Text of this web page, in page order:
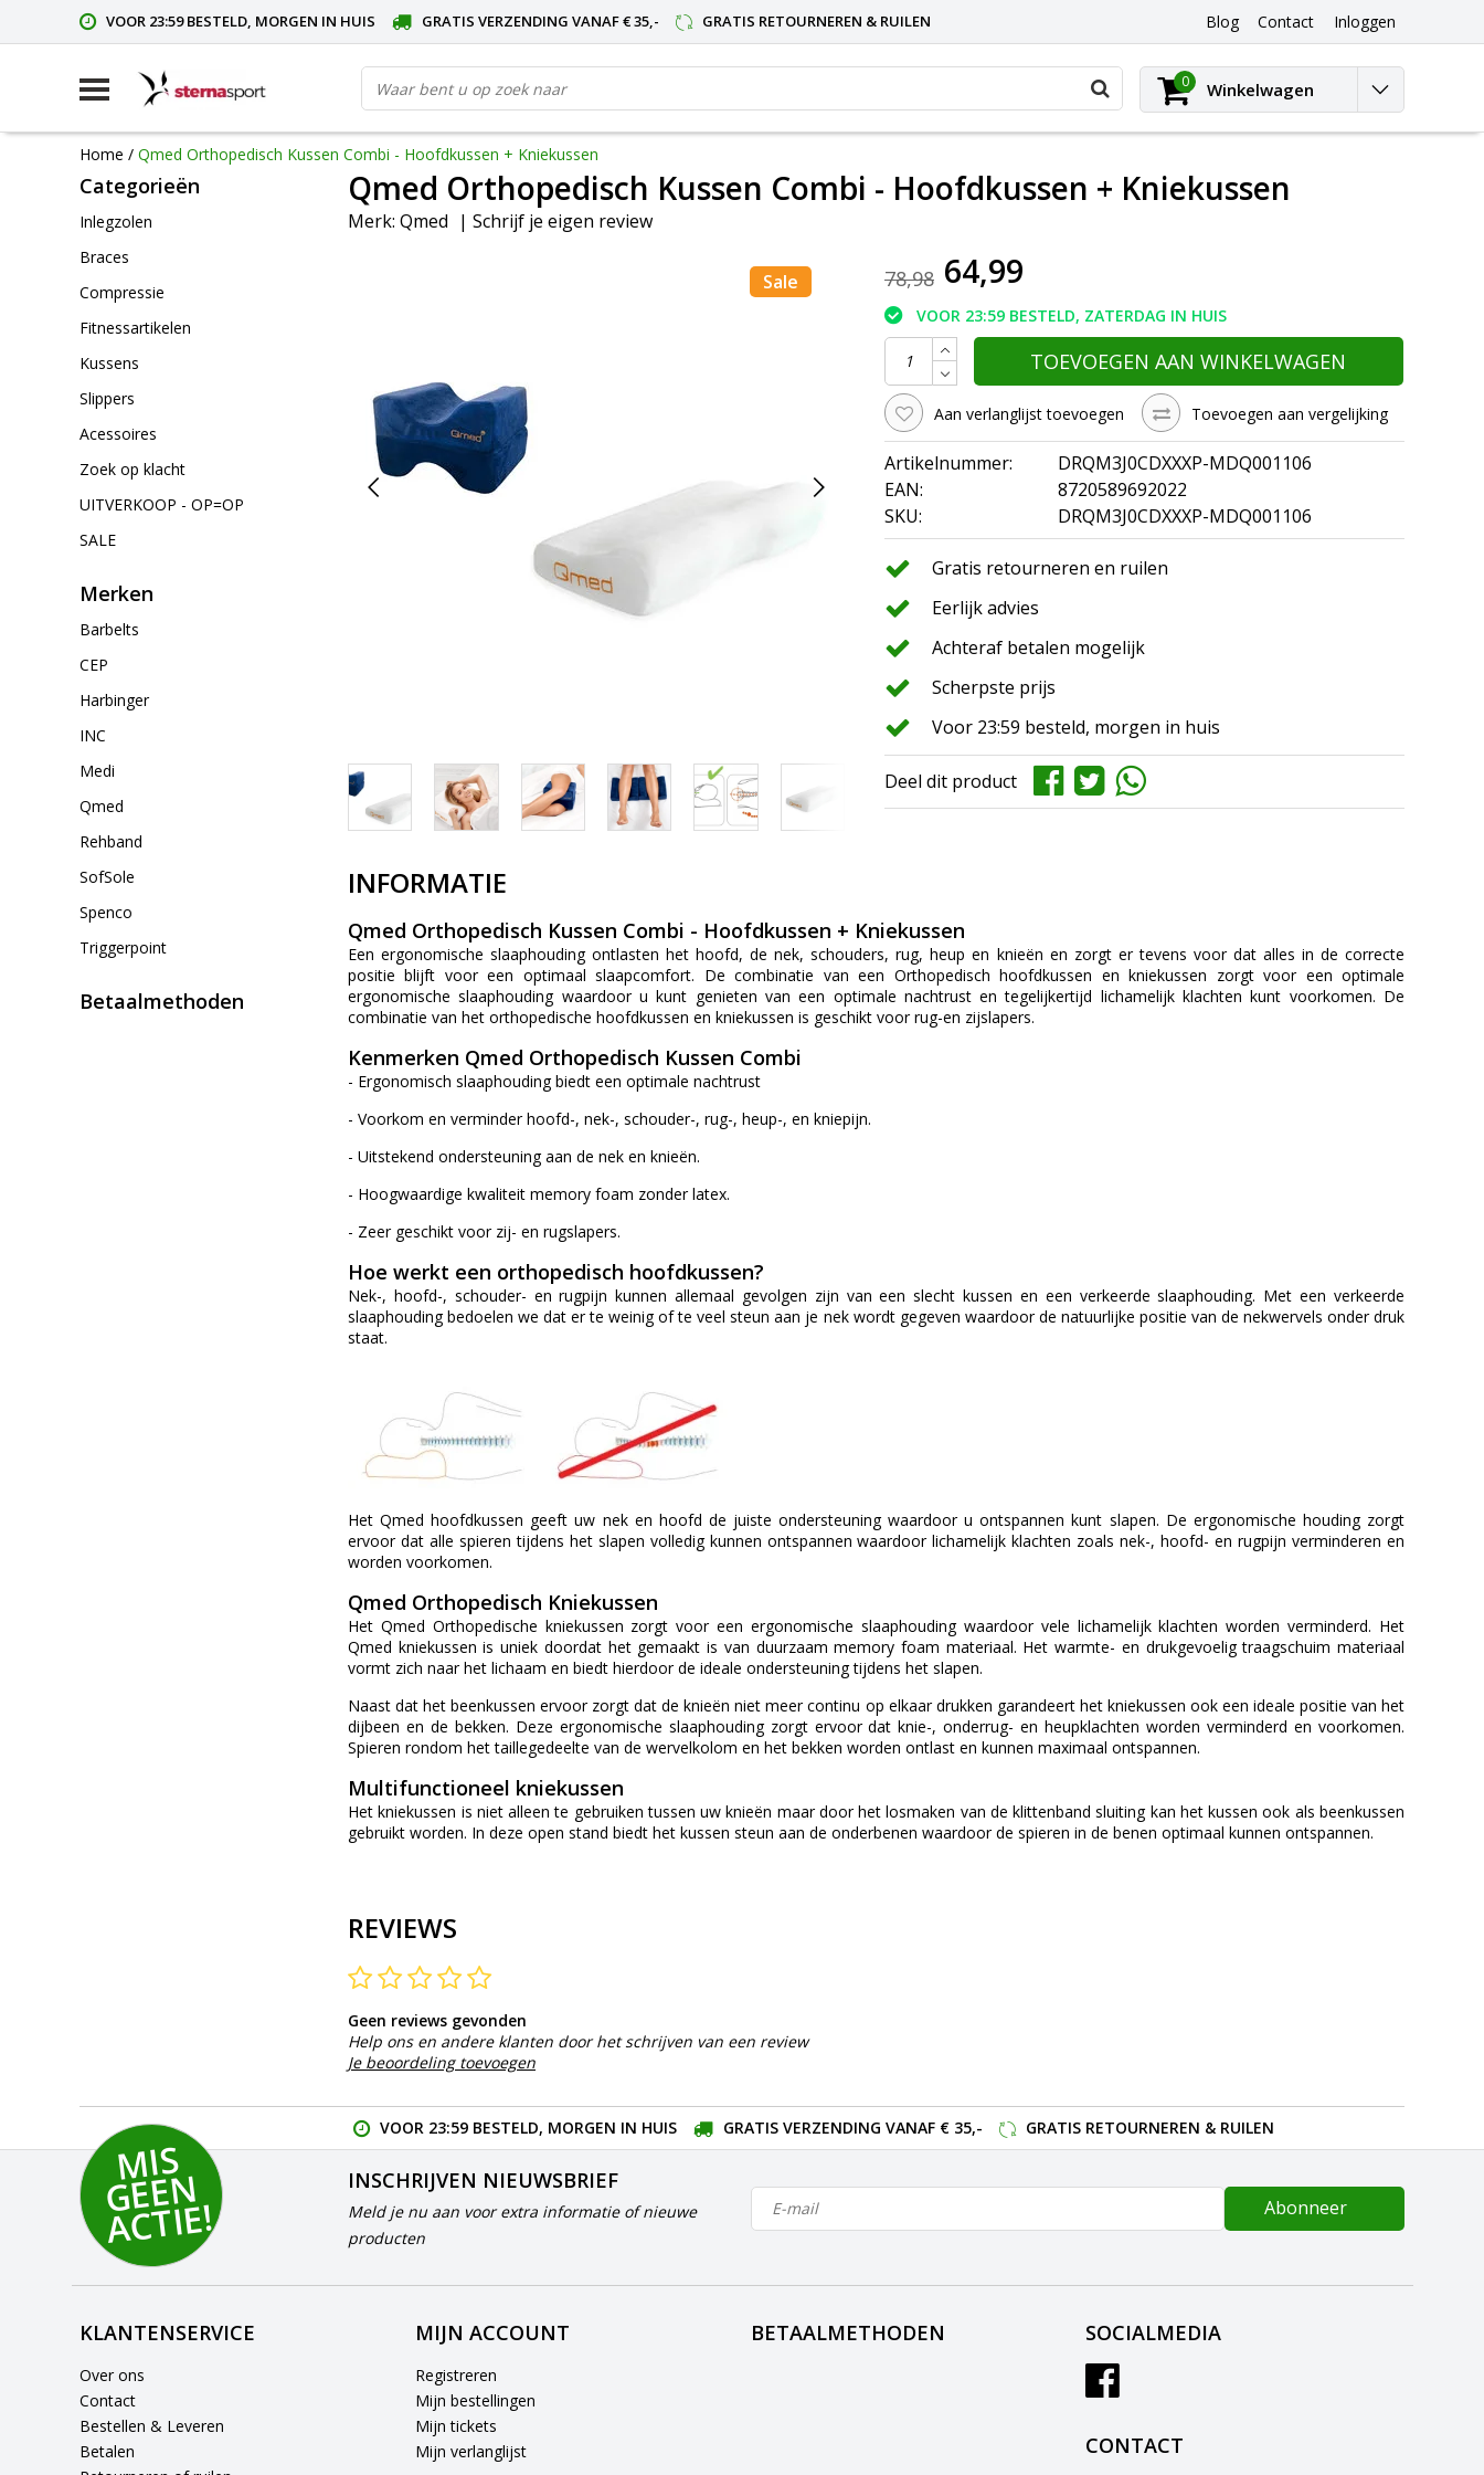
VOOR 23:59 BESTELD, MORGEN IN HUIS GRATIS VERZENDING VANAF € 35,- GRATIS RETOURNEREN & RUILEN Blog Contact Inloggen
0 Winkelwagen
Home / Qmed Orthopedisch Kussen Combi - Hoofdkussen + Kniekussen
Categorieën
Inlegzolen
Braces
Compressie
Fitnessartikelen
Kussens
Slippers
Acessoires
Zoek op klacht
UITVERKOOP - OP=OP
SALE
Merken
Barbelts
CEP
Harbinger
INC
Medi
Qmed
Rehband
SofSole
Spenco
Triggerpoint
Betaalmethoden
Qmed Orthopedisch Kussen Combi - Hoofdkussen + Kniekussen
Merk: Qmed | Schrijf je eigen review
Sale 78,98 64,99
VOOR 23:59 BESTELD, ZATERDAG IN HUIS
TOEVOEGEN AAN WINKELWAGEN
Aan verlanglijst toevoegen Toevoegen aan vergelijking
Artikelnummer:
DRQM3J0CDXXXP-MDQ001106
EAN:
8720589692022
SKU:
DRQM3J0CDXXXP-MDQ001106
Gratis retourneren en ruilen
Eerlijk advies
Achteraf betalen mogelijk
Scherpste prijs
Voor 23:59 besteld, morgen in huis
Deel dit product
INFORMATIE
Qmed Orthopedisch Kussen Combi - Hoofdkussen + Kniekussen
Een ergonomische slaaphouding ontlasten het hoofd, de nek, schouders, rug, heup en knieën en zorgt er tevens voor dat alles in de correcte
positie blijft voor een optimaal slaapcomfort. De combinatie van een Orthopedisch hoofdkussen en kniekussen zorgt voor een optimale
ergonomische slaaphouding waardoor u kunt genieten van een optimale nachtrust en tegelijkertijd lichamelijk klachten kunt voorkomen. De
combinatie van het orthopedische hoofdkussen en kniekussen is geschikt voor rug-en zijslapers.
Kenmerken Qmed Orthopedisch Kussen Combi
- Ergonomisch slaaphouding biedt een optimale nachtrust
- Voorkom en verminder hoofd-, nek-, schouder-, rug-, heup-, en kniepijn.
- Uitstekend ondersteuning aan de nek en knieën.
- Hoogwaardige kwaliteit memory foam zonder latex.
- Zeer geschikt voor zij- en rugslapers.
Hoe werkt een orthopedisch hoofdkussen?
Nek-, hoofd-, schouder- en rugpijn kunnen allemaal gevolgen zijn van een slecht kussen en een verkeerde slaaphouding. Met een verkeerde
slaaphouding bedoelen we dat er te weinig of te veel steun aan je nek wordt gegeven waardoor de natuurlijke positie van de nekwervels onder druk
staat.
Het Qmed hoofdkussen geeft uw nek en hoofd de juiste ondersteuning waardoor u ontspannen kunt slapen. De ergonomische houding zorgt
ervoor dat alle spieren tijdens het slapen volledig kunnen ontspannen waardoor lichamelijk klachten zoals nek-, hoofd- en rugpijn verminderen en
worden voorkomen.
Qmed Orthopedisch Kniekussen
Het Qmed Orthopedische kniekussen zorgt voor een ergonomische slaaphouding waardoor vele lichamelijk klachten worden verminderd. Het
Qmed kniekussen is uniek doordat het gemaakt is van duurzaam memory foam materiaal. Het warmte- en drukgevoelig traagschuim materiaal
vormt zich naar het lichaam en biedt hierdoor de ideale ondersteuning tijdens het slapen.
Naast dat het beenkussen ervoor zorgt dat de knieën niet meer continu op elkaar drukken garandeert het kniekussen ook een ideale positie van het
dijbeen en de bekken. Deze ergonomische slaaphouding zorgt ervoor dat knie-, onderrug- en heupklachten worden verminderd en voorkomen.
Spieren rondom het taillegedeelte van de wervelkolom en het bekken worden ontlast en kunnen maximaal ontspannen.
Multifunctioneel kniekussen
Het kniekussen is niet alleen te gebruiken tussen uw knieën maar door het losmaken van de klittenband sluiting kan het kussen ook als beenkussen
gebruikt worden. In deze open stand biedt het kussen steun aan de onderbenen waardoor de spieren in de benen optimaal kunnen ontspannen.
REVIEWS
Geen reviews gevonden
Help ons en andere klanten door het schrijven van een review
Je beoordeling toevoegen
VOOR 23:59 BESTELD, MORGEN IN HUIS GRATIS VERZENDING VANAF € 35,- GRATIS RETOURNEREN & RUILEN
MI
S
G
E
E
N
A
C
TI
E!
INSCHRIJVEN NIEUWSBRIEF
Meld je nu aan voor extra informatie of nieuwe
producten
Abonneer
KLANTENSERVICE
Over ons
Contact
Bestellen & Leveren
Betalen
MIJN ACCOUNT
Registreren
Mijn bestellingen
Mijn tickets
Mijn verlanglijst
BETAALMETHODEN SOCIALMEDIA
CONTACT